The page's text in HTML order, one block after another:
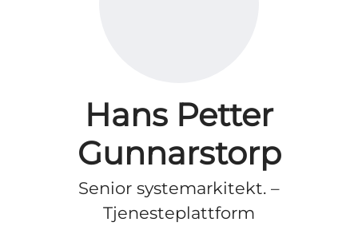
Hans Petter
Gunnarstorp
Senior systemarkitekt. –
Tjenesteplattform